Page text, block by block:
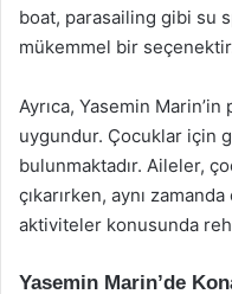
boat, parasailing gibi su
mükemmel bir
Ayrıca, Yasemin
uygundur. Çocuklar için
bulunmaktadır. Aileler,
çıkarırken, aynı
aktiviteler konusunda
Yasemin Marin’de